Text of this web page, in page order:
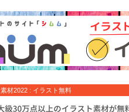
材2022 : イラスト無料